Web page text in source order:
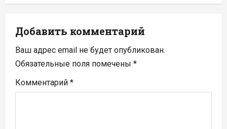
и
я
п
о
з
Добавить комментарий
Ваш адрес email не будет опубликован.
Обязательные поля помечены *
Комментарий *